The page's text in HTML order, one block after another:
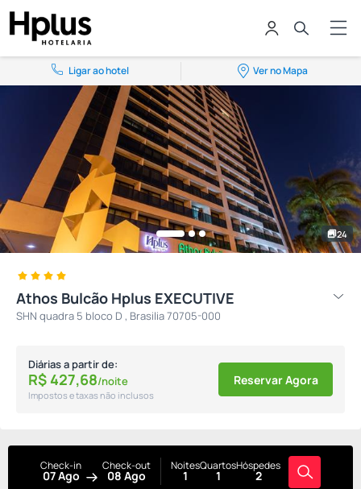
Ligar ao hotel Ver no Mapa
24
Athos Bulcão Hplus EXECUTIVE
SHN quadra 5 bloco D , Brasilia 70705-000
Diárias a partir de:
R$ 427,68/noite
Impostos e taxas não inclusos
Reservar Agora
Check-in
07 Ago
Check-out
08 Ago
Noites
1
Quartos
1
Hóspedes
2